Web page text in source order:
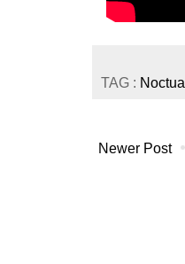
TAG : Noctua
Newer Post